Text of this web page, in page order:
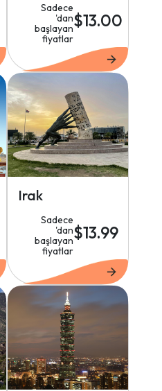
Sadece
'dan
başlayan
fiyatlar
$13.00
Irak
Sadece
'dan
başlayan
fiyatlar
$13.99